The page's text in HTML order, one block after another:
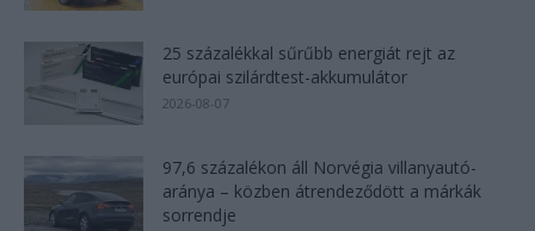
25 százalékkal sűrűbb energiát rejt az
európai szilárdtest-akkumulátor
2026-08-07
97,6 százalékon áll Norvégia villanyautó-
aránya – közben átrendeződött a márkák
sorrendje